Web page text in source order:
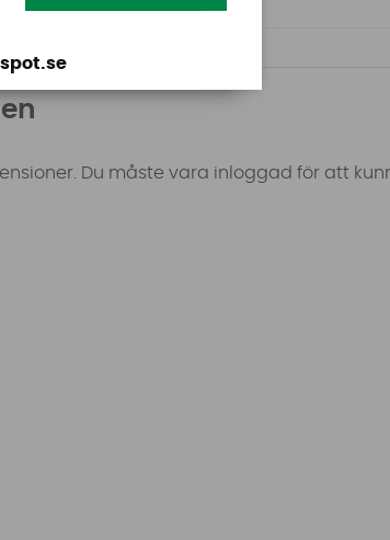
Du måste vara inloggad för att